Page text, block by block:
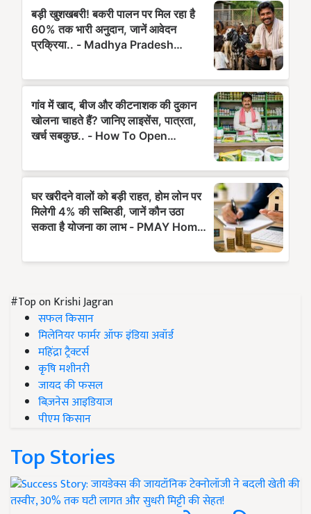
#Top on Krishi Jagran
सफल किसान
मिलेनियर फार्मर ऑफ इंडिया अवॉर्ड
महिंद्रा ट्रैक्टर्स
कृषि मशीनरी
जायद की फसल
बिज़नेस आइडियाज
पीएम किसान
Top Stories